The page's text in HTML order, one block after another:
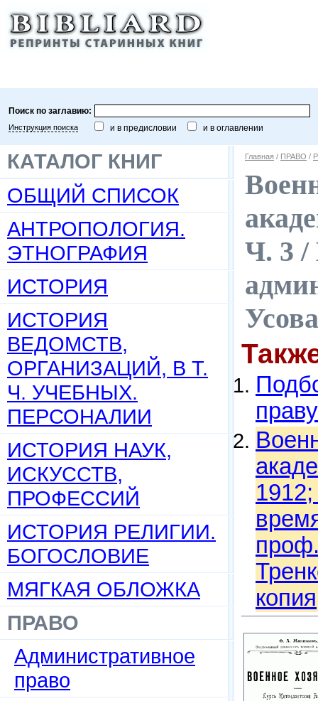
Поиск по заглавию:
Инструкция поиска и в предисловии и в оглавлении
КАТАЛОГ КНИГ
ОБЩИЙ СПИСОК
АНТРОПОЛОГИЯ.
ЭТНОГРАФИЯ
ИСТОРИЯ
ИСТОРИЯ
ВЕДОМСТВ,
ОРГАНИЗАЦИЙ, В Т.
Ч. УЧЕБНЫХ.
ПЕРСОНАЛИИ
ИСТОРИЯ НАУК,
ИСКУССТВ,
ПРОФЕССИЙ
ИСТОРИЯ РЕЛИГИИ.
БОГОСЛОВИЕ
МЯГКАЯ ОБЛОЖКА
ПРАВО
Административное
право
Главная / ПРАВО /
Ч. 3 /
копия